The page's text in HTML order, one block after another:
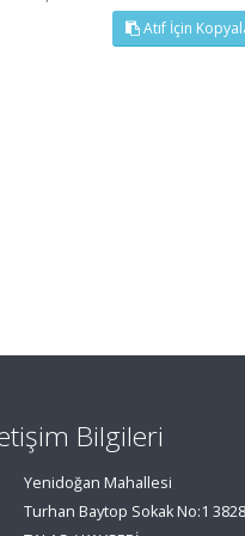
Atıf İçin
Bilgileri
Yenidoğan Mahallesi
Turhan Baytop Sokak No:1